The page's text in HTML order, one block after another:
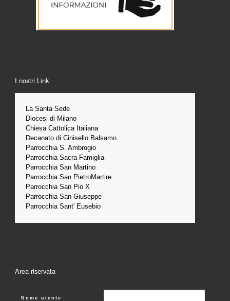
I nostri Link
La Santa Sede
Diocesi di Milano
Chiesa Cattolica Italiana
Decanato di Cinisello Balsamo
Parrocchia S. Ambrogio
Parrocchia Sacra Famiglia
Parrocchia San Martino
Parrocchia San PietroMartire
Parrocchia San Pio X
Parrocchia San Giuseppe
Parrocchia Sant' Eusebio
Area riservata
Nome utente